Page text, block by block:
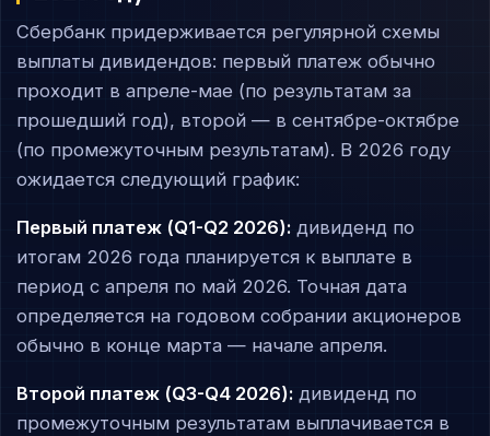
Сбербанк придерживается регулярной схемы
выплаты дивидендов: первый платеж обычно
проходит в апреле-мае (по результатам за
прошедший год), второй — в сентябре-октябре
(по промежуточным результатам). В 2026 году
ожидается следующий график:
Первый платеж (Q1-Q2 2026): дивиденд по
итогам 2026 года планируется к выплате в
период с апреля по май 2026. Точная дата
определяется на годовом собрании акционеров
обычно в конце марта — начале апреля.
Второй платеж (Q3-Q4 2026): дивиденд по
промежуточным результатам выплачивается в